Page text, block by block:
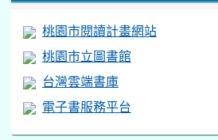
桃園市閱讀計畫網站
桃園市立圖書館
台灣雲端書庫
電子書服務平台